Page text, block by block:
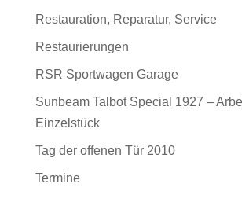
Restauration, Reparatur, Service
Restaurierungen
RSR Sportwagen Garage
Sunbeam Talbot Special 1927 –
Einzelstück
Tag der offenen Tür 2010
Termine